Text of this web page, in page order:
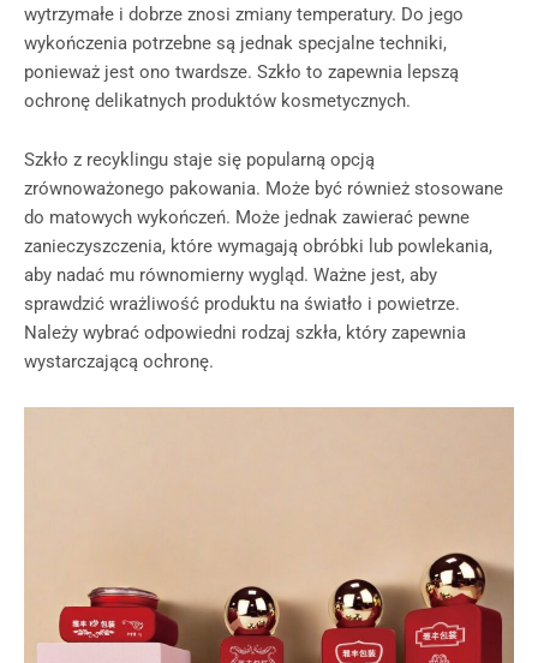
wytrzymałe i dobrze znosi zmiany temperatury. Do jego
wykończenia potrzebne są jednak specjalne techniki,
ponieważ jest ono twardsze. Szkło to zapewnia lepszą
ochronę delikatnych produktów kosmetycznych.
Szkło z recyklingu staje się popularną opcją
zrównoważonego pakowania. Może być również stosowane
do matowych wykończeń. Może jednak zawierać pewne
zanieczyszczenia, które wymagają obróbki lub powlekania,
aby nadać mu równomierny wygląd. Ważne jest, aby
sprawdzić wrażliwość produktu na światło i powietrze.
Należy wybrać odpowiedni rodzaj szkła, który zapewnia
wystarczającą ochronę.